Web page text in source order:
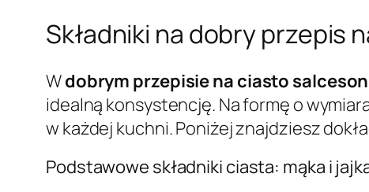
Składniki na dobry przepis
Wdobrym przepisie na ciasto salceson
idealną konsystencję. Na formę o
w każdej kuchni. Poniżej znajdziesz
Podstawowe składniki ciasta: mąka i